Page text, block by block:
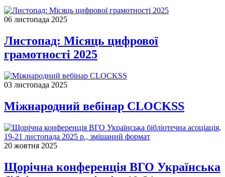
06 листопада 2025
Листопад: Місяць цифрової
грамотності 2025
03 листопада 2025
Міжнародний вебінар CLOCKSS
20 жовтня 2025
Щорічна конференція ВГО Українська